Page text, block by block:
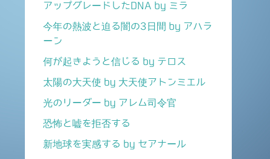
アップグレードしたDNA by ミラ
今年の熱波と迫る闇の3日間 by アハラ
ーン
何が起きようと信じる by テロス
太陽の大天使 by 大天使アトンミエル
光のリーダー by アレム司令官
恐怖と嘘を拒否する
新地球を実感する by セアナール